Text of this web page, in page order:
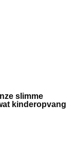
slimme
kinderopvang